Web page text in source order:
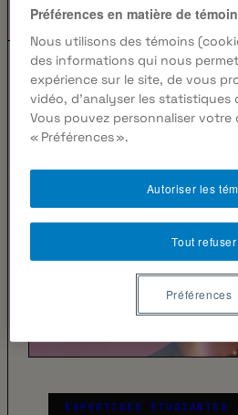
EXPERTISES ÉTUDIANTES
Préférences en matière de
Nous utilisons des témoins
des informations qui nous
expérience sur le site, de vous
vidéo, d’analyser les
Vous pouvez personnaliser
« Préférences ».
Tout refuser
Autoriser les
Préférences